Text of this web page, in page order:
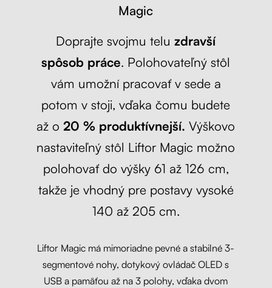
Magic
Doprajte svojmu teluzdravší
spôsob práce. Polohovateľný stôl
vám umožní pracovať v sede a
potom v stoji, vďaka čomu budete
až o20 % produktívnejší. Výškovo
nastaviteľný stôl Liftor Magic možno
polohovať do výšky 61 až 126 cm,
takže je vhodný pre postavy vysoké
140 až 205 cm.
Liftor Magic má mimoriadne pevné a stabilné 3-
segmentové nohy, dotykový ovládač OLED s
USB a pamäťou až na 3 polohy, vďaka dvom